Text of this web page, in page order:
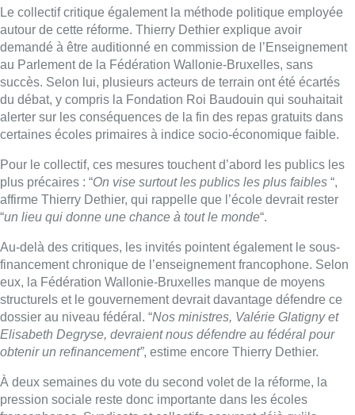
syndical appelle à maintenir la pression sur le monde politique
et espère un sursaut de l’opinion publique : “On ne baisse pas
les bras. On ne peut pas se déclarer vaincus“, insiste-t-il.
Du côté du collectif Mars Attack, Thierry Dethier estime que le
débat public s’est trop focalisé sur la question des “22 heures”
de cours dans le secondaire supérieur, au détriment des enjeux
sociaux plus larges. “Les médias ont beaucoup insisté sur les
22 heures et c’est clairement un problème, mais pas
suffisamment sur le fait qu’on tente d’éponger le budget de la
Fédération Wallonie-Bruxelles sur le dos des travailleurs“,
déplore-t-il.
Le collectif critique également la méthode politique employée
autour de cette réforme. Thierry Dethier explique avoir
demandé à être auditionné en commission de l’Enseignement
au Parlement de la Fédération Wallonie-Bruxelles, sans
succès. Selon lui, plusieurs acteurs de terrain ont été écartés
du débat, y compris la Fondation Roi Baudouin qui souhaitait
alerter sur les conséquences de la fin des repas gratuits dans
certaines écoles primaires à indice socio-économique faible.
Pour le collectif, ces mesures touchent d’abord les publics les
plus précaires : “ On vise surtout les publics les plus faibles